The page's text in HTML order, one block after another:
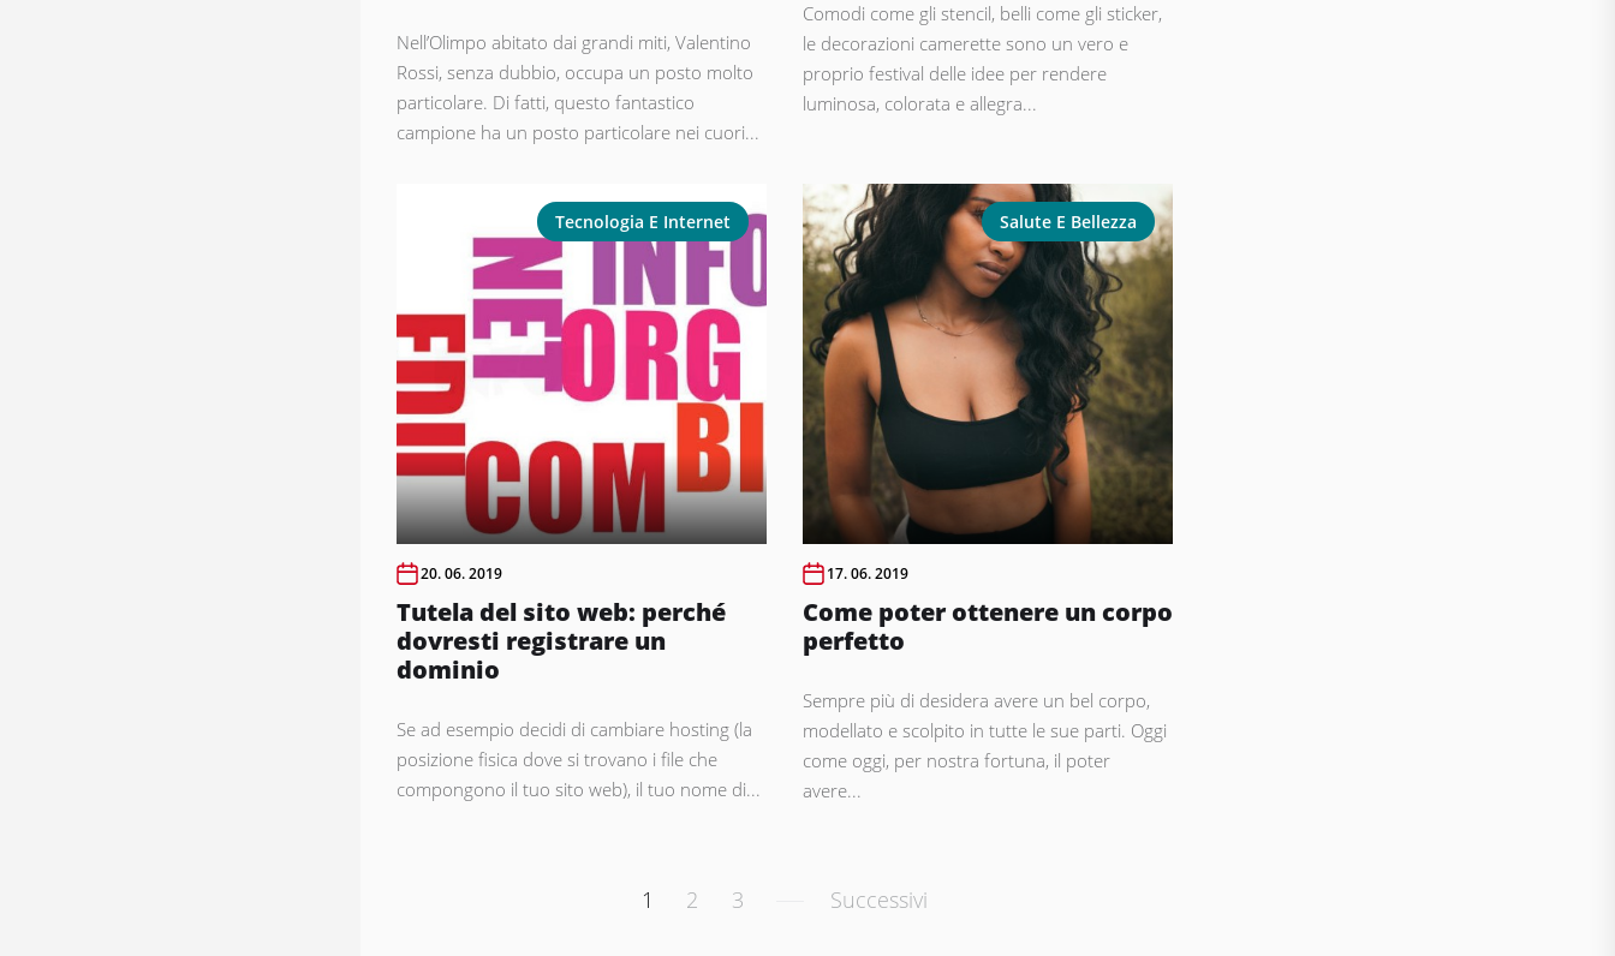
Nell’Olimpo abitato dai grandi miti, Valentino
Rossi, senza dubbio, occupa un posto molto
particolare. Di fatti, questo fantastico
campione ha un posto particolare nei cuori...
Comodi come gli stencil, belli come gli sticker,
le decorazioni camerette sono un vero e
proprio festival delle idee per rendere
luminosa, colorata e allegra...
Tecnologia E Internet
20. 06. 2019
Tutela del sito web: perché
dovresti registrare un
dominio
Se ad esempio decidi di cambiare hosting (la
posizione fisica dove si trovano i file che
compongono il tuo sito web), il tuo nome di...
Salute E Bellezza
17. 06. 2019
Come poter ottenere un corpo
perfetto
Sempre più di desidera avere un bel corpo,
modellato e scolpito in tutte le sue parti. Oggi
come oggi, per nostra fortuna, il poter
avere...
1 2 3 Successivi